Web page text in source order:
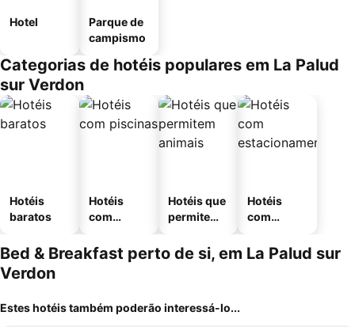
Hotel
Parque de
campismo
Categorias de hotéis populares em La Palud
sur Verdon
Hotéis
baratos
Hotéis
com
Hotéis que
permitem
Hotéis
com
mento
Bed & Breakfast perto de si, em La Palud sur
Verdon
Estes hotéis também poderão interessá-lo...